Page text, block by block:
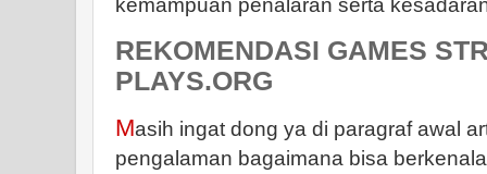
kemampuan penalaran serta
REKOMENDASI GAMES
PLAYS.ORG
Masih ingat dong ya di paragraf awal
pengalaman bagaimana bisa